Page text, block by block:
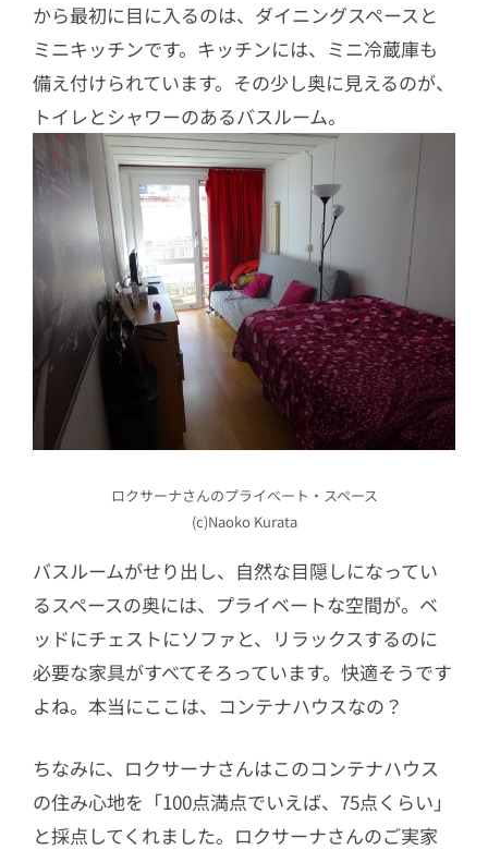
から最初に目に入るのは、ダイニングスペースと
ミニキッチンです。キッチンには、ミニ冷蔵庫も
備え付けられています。その少し奥に見えるのが、
トイレとシャワーのあるバスルーム。
ロクサーナさんのプライベート・スペース
(c)Naoko Kurata
バスルームがせり出し、自然な目隠しになってい
るスペースの奥には、プライベートな空間が。ベ
ッドにチェストにソファと、リラックスするのに
必要な家具がすべてそろっています。快適そうです
よね。本当にここは、コンテナハウスなの？
ちなみに、ロクサーナさんはこのコンテナハウス
の住み心地を「100点満点でいえば、75点くらい」
と採点してくれました。ロクサーナさんのご実家